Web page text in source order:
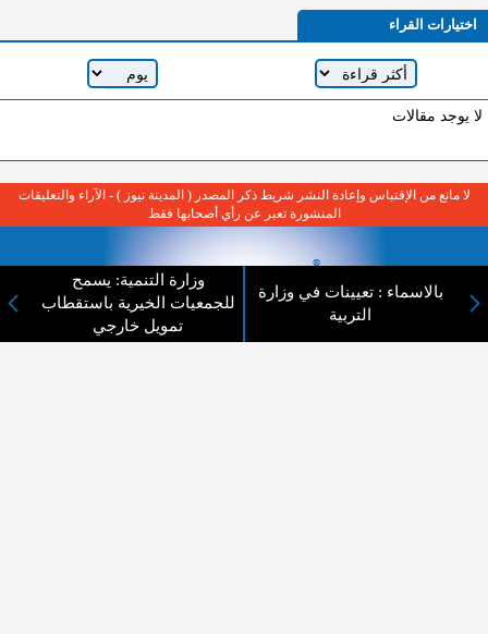
اختيارات القراء
لا يوجد مقالات
بالاسماء : تعيينات في وزارة
التربية
وزارة التنمية: يسمح
للجمعيات الخيرية باستقطاب
تمويل خارجي
لا مانع من الإقتباس وإعادة النشر شريط ذكر المصدر ( المدينة نيوز ) - الآراء والتعليقات
المنشورة تعبر عن رأي أصحابها فقط